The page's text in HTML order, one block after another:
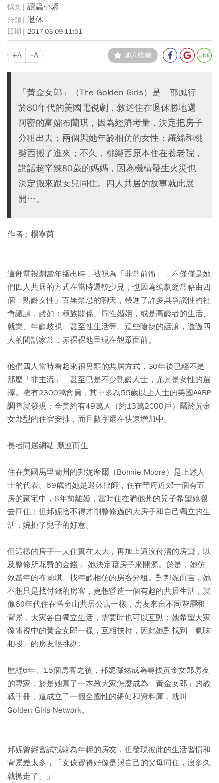
讀蟲小聚
退休
2017-03-09 11:51
+A -A 加入收藏
「黃金女郎」（The Golden Girls）是一部風行
於80年代的美國電視劇，敘述住在退休勝地邁
阿密的富孀布蘭琪，因為經濟考量，決定把房子
分租出去；兩個與她年齡相仿的女性：羅絲和桃
樂西搬了進來；不久，桃樂西原本住在養老院，
說話超辛辣80歲的媽媽，因為機構發生火災也
決定搬來跟女兒同住。四人共居的故事就此展
開…。
作者：楊寧茵
這部電視劇當年播出時，被視為「非常前衛」，不僅僅是她
們四人共居的方式在當時還較少見，也因為編劇經常藉由四
個「熟齡女性」百無禁忌的聊天，帶進了許多具爭議性的社
會議題，諸如：種族關係、同性婚姻，或是高齡者的生活、
就業、年齡歧視，甚至性生活等。這些嗆辣的話題，透過四
人的閒話家常，赤裸裸地呈現在觀眾面前。
他們四人當時看起來很另類的共居方式，30年後已經不是
那麼「非主流」，甚至已是不少熟齡人士，尤其是女性的選
擇。擁有2300萬會員，其中多為55歲以上人士的美國AARP
調查就發現：全美約有49萬人（約13萬2000戶）屬於黃金
女郎型的住宿安排，而且數字還在快速增加中。
長者同居網站 應運而生
住在美國馬里蘭州的邦妮摩爾（Bonnie Moore）是上述人
士的代表。69歲的她是退休律師，住在華府近郊一個有五
房的豪宅中，6年前離婚，當時住在猶他州的兒子希望她搬
去同住；但邦妮捨不得才剛整修過的大房子和自己獨立的生
活，婉拒了兒子的好意。
但這樣的房子一人住實在太大，再加上還沒付清的房貸，以
及整修所花費的金錢， 她決定藉房子來開源。於是，她仿
效當年的布蘭琪，找年齡相仿的房客分租。對邦妮而言，她
不想只是找付錢的房客，更想營造一個有趣的共居生活，就
像60年代住在舊金山共居公寓一樣，房友來自不同階層和
背景，大家各自獨立生活，需要時也可以互動；她希望大家
像電視中的黃金女郎一樣，互相扶持，因此她對找到「氣味
相投」的房友很挑剔。
歷經6年、15個房客之後，邦妮儼然成為尋找黃金女郎房友
的專家，於是她寫了一本教大家怎麼成為「黃金女郎」的教
戰手冊，還成立了一個全國性的網站和資料庫，就叫
Golden Girls Network。
邦妮曾經嘗試找較為年輕的房友，但發現彼此的生活習慣和
背景差太多，「女孩覺得好像是與自己的父母同住，沒多久
就搬走了。」